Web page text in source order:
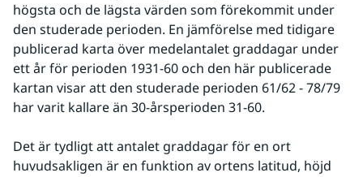
högsta och de lägsta värden som förekommit under
den studerade perioden. En jämförelse med tidigare
publicerad karta över medelantalet graddagar under
ett år för perioden 1931-60 och den här publicerade
kartan visar att den studerade perioden 61/62 - 78/79
har varit kallare än 30-årsperioden 31-60.
Det är tydligt att antalet graddagar för en ort
huvudsakligen är en funktion av ortens latitud, höjd